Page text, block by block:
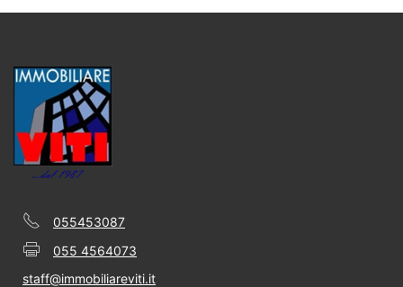
055453087
055 4564073
staff@immobiliareviti.it